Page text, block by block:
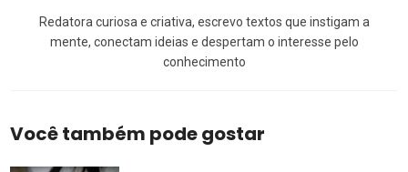
Redatora curiosa e criativa, escrevo textos que instigam a
mente, conectam ideias e despertam o interesse pelo
conhecimento
Você também pode gostar